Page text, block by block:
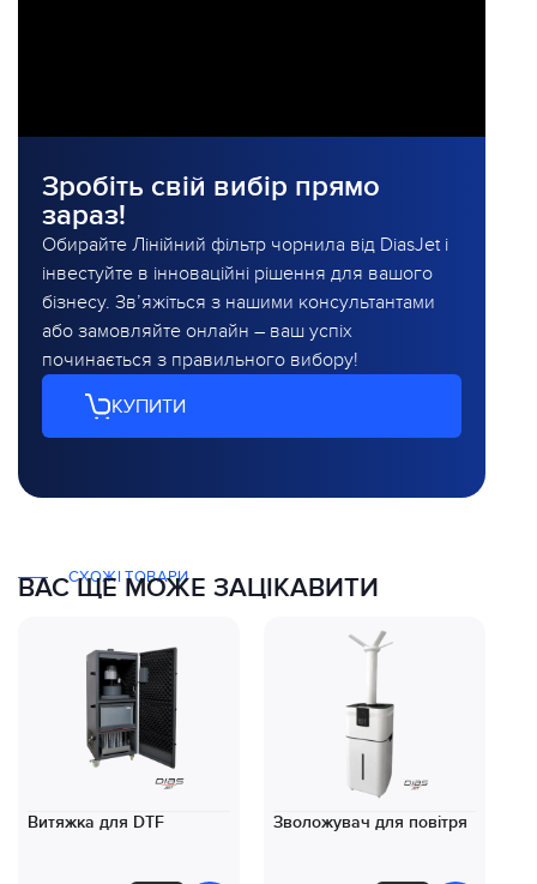
Зробіть свій вибір прямо
зараз!
Обирайте Лінійний фільтр чорнила від DiasJet і
інвестуйте в інноваційні рішення для вашого
бізнесу. Зв’яжіться з нашими консультантами
або замовляйте онлайн – ваш успіх
починається з правильного вибору!
КУПИТИ
СХОЖІ ТОВАРИ
ВАС ЩЕ МОЖЕ ЗАЦІКАВИТИ
Витяжка для DTF Зволожувач для повітря